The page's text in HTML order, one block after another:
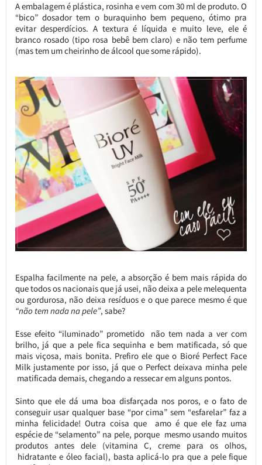
A embalagem é plástica, rosinha e vem com 30 ml de produto. O
“bico” dosador tem o buraquinho bem pequeno, ótimo pra
evitar desperdícios. A textura é líquida e muito leve, ele é
branco rosado (tipo rosa bebê bem claro) e não tem perfume
(mas tem um cheirinho de álcool que some rápido).
Espalha facilmente na pele, a absorção é bem mais rápida do
que todos os nacionais que já usei, não deixa a pele melequenta
ou gordurosa, não deixa resíduos e o que parece mesmo é que
“não tem nada na pele”, sabe?
Esse efeito “iluminado” prometido não tem nada a ver com
brilho, já que a pele fica sequinha e bem matificada, só que
mais viçosa, mais bonita. Prefiro ele que o Bioré Perfect Face
Milk justamente por isso, já que o Perfect deixava minha pele
matificada demais, chegando a ressecar em alguns pontos.
Sinto que ele dá uma boa disfarçada nos poros, e o fato de
conseguir usar qualquer base “por cima” sem “esfarelar” faz a
minha felicidade! Outra coisa que amo é que ele faz uma
espécie de “selamento” na pele, porque mesmo usando muitos
produtos antes dele (vitamina C, creme para os olhos,
hidratante e óleo facial), basta aplicá-lo pra que a pele fique